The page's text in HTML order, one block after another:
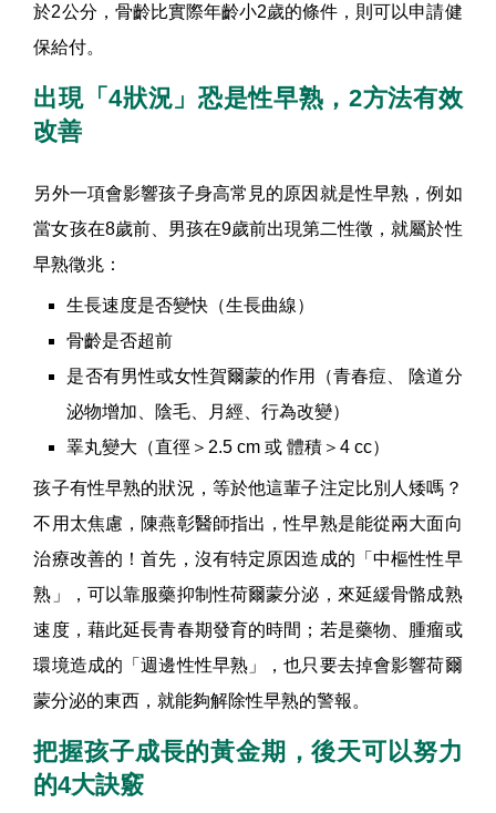
於2公分，骨齡比實際年齡小2歲的條件，則可以申請健
保給付。
出現「4狀況」恐是性早熟，2方法有效
改善
另外一項會影響孩子身高常見的原因就是性早熟，例如
當女孩在8歲前、男孩在9歲前出現第二性徵，就屬於性
早熟徵兆：
生長速度是否變快（生長曲線）
骨齡是否超前
是否有男性或女性賀爾蒙的作用（青春痘、 陰道分
泌物增加、陰毛、月經、行為改變）
睪丸變大（直徑＞2.5 cm 或 體積＞4 cc）
孩子有性早熟的狀況，等於他這輩子注定比別人矮嗎？
不用太焦慮，陳燕彰醫師指出，性早熟是能從兩大面向
治療改善的！首先，沒有特定原因造成的「中樞性性早
熟」，可以靠服藥抑制性荷爾蒙分泌，來延緩骨骼成熟
速度，藉此延長青春期發育的時間；若是藥物、腫瘤或
環境造成的「週邊性性早熟」，也只要去掉會影響荷爾
蒙分泌的東西，就能夠解除性早熟的警報。
把握孩子成長的黃金期，後天可以努力
的4大訣竅